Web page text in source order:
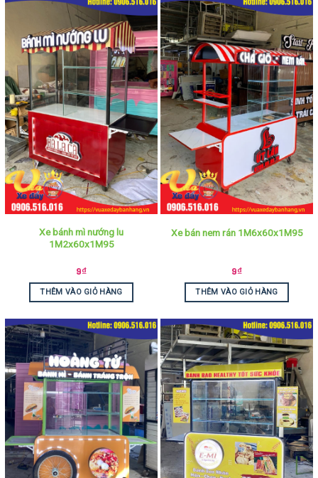
Xe bánh mì nướng lu
1M2x60x1M95
9₫
THÊM VÀO GIỎ HÀNG
Xe bán nem rán 1M6x60x1M95
9₫
THÊM VÀO GIỎ HÀNG